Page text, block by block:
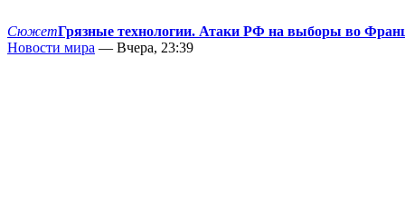
СюжетГрязные технологии. Атаки РФ на выборы во
Новости мира — Вчера, 23:39